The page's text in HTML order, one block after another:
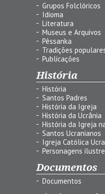
Grupos Folclóricos
Idioma
Literatura
Museus e Arquivos
Pêssanka
Tradições
Publicações
História
História
Santos Padres
História da Igreja
História da Ucrânia
História da Igreja
Santos Ucranianos
Igreja Católica
Personagens
Documentos
Documentos